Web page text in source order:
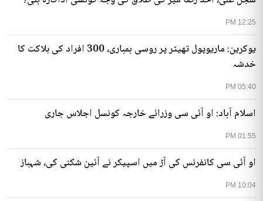
سجل علی، احد رضا میر کی طلاق کی وجہ کونسی اداکارہ بنی؟
خدشہ
اسلام آباد: او آئی سی وزرائے خارجہ کونسل اجلاس جاری
او آئی سی کانفرنس کی آڑ میں اسپیکر نے آئین شکنی کی، شہباز